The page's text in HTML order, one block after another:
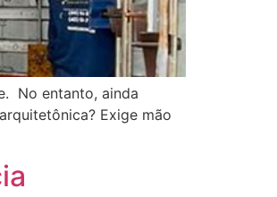
No entanto, ainda
Exige mão